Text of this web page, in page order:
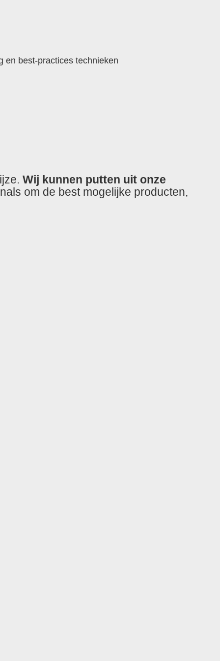
en best-practices technieken
Wij kunnen putten uit onze
om de best mogelijke producten,